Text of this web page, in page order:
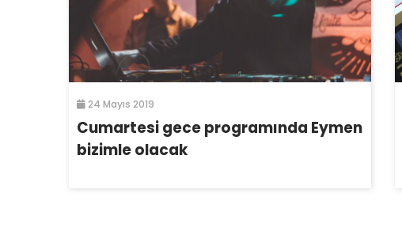
24 Mayıs 2019
Cumartesi gece programında Eymen
bizimle olacak